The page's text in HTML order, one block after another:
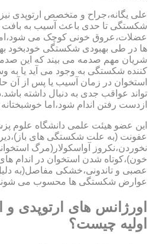
علی یگانه،جراح و متخصص ارتوپدی
شکستگی تا حدی باعث آسیب به
عضلات،عروق خونی کوچک می
ها در طی بهبودی شکستگی خودبخود
شریان مهم صدمه می بیند که این
کننده شکستگی به وجود می آید یا به
استخوان در زمان آسیب یا پس از
تواند عواقب جدی به دنبال داشته
ازدست رفتن اندام شود،اما
این عضو هیئت علمی دانشگاه علوم
عفونت (به علت شکستگی های
نخوردن،نکروز آواسکولار(مرگ
خون)،کوتاه شدن استخوان در اندام
عصبی و تاندونی،خشکی مفاصل(به
عوارض شکستگی ها محسوب می
اورژانس های ارتوپدی
اولیه چیست؟